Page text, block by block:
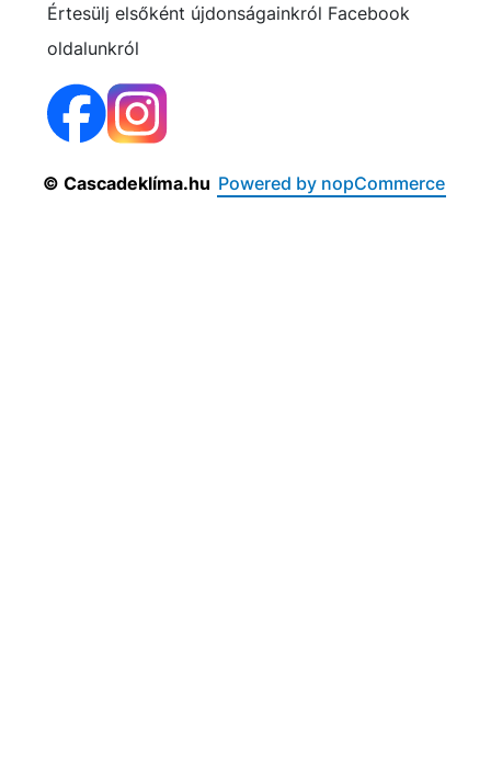
Értesülj elsőként újdonságainkról Facebook
oldalunkról
© Cascadeklíma.hu Powered by nopCommerce